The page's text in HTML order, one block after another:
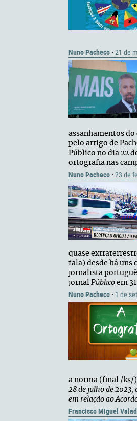
Nuno Pacheco · 21 de
assanhamentos
pelo artigo de
Público no dia 22
ortografia nas
Nuno Pacheco · 23 de
quase
fala) desde há uns
jornalista
jornal Público em
Nuno Pacheco · 1 de
a norma (final /ks/
28 de julho de 2023,
em relação ao
Francisco Miguel